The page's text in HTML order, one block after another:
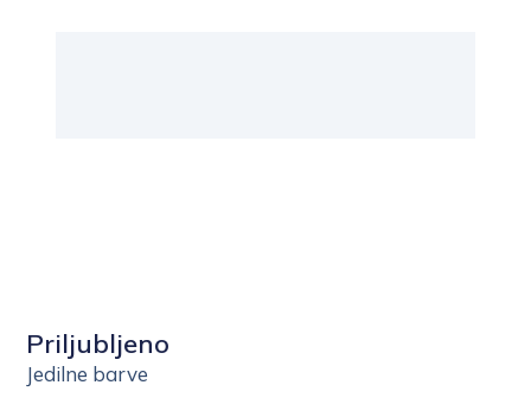
Priljubljeno
Jedilne barve